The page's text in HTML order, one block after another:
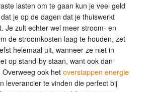
lasten om te gaan kun je veel geld
je op de dagen dat je thuiswerkt
Je zult echter wel meer stroom- en
de stroomkosten laag te houden, zet
helemaal uit, wanneer ze niet in
op stand-by staan, want ook dan
ook het overstappen energie
leverancier te vinden die perfect bij